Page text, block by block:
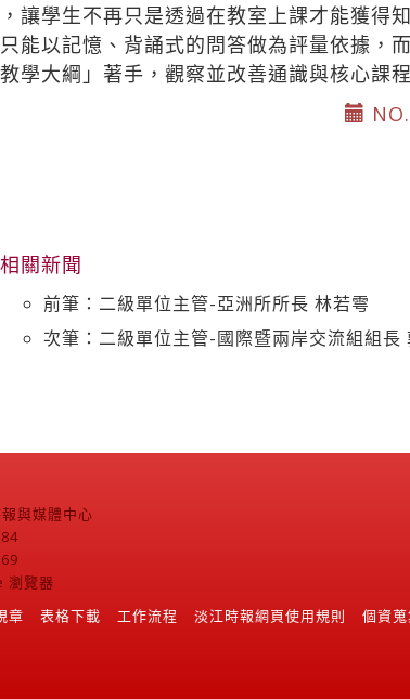
讓學生不再只是透過在教室上課才能獲得
能以記憶、背誦式的問答做為評量依據，
學大綱」著手，觀察並改善通識與核心課
相關新聞
前筆：二級單位主管-亞洲所所長 林若雩
次筆：二級單位主管-國際暨兩岸交流組組長
與媒體中心
瀏覽器
章 表格下載 工作流程 淡江時報網頁使用規則 個資